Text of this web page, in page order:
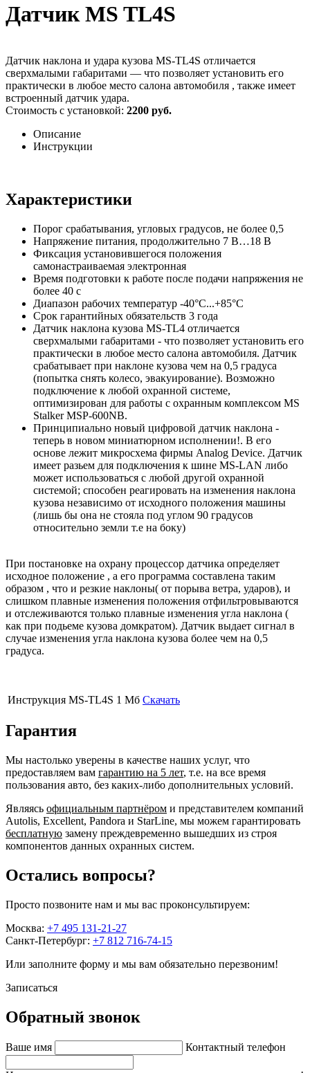
Датчик MS TL4S
Датчик наклона и удара кузова MS-TL4S отличается
сверхмалыми габаритами — что позволяет установить его
практически в любое место салона автомобиля , также имеет
встроенный датчик удара.
Стоимость с установкой: 2200 руб.
Описание
Инструкции
Характеристики
Порог срабатывания, угловых градусов, не более 0,5
Напряжение питания, продолжительно 7 В…18 В
Фиксация установившегося положения
самонастраиваемая электронная
Время подготовки к работе после подачи напряжения не
более 40 с
Диапазон рабочих температур -40°С...+85°С
Срок гарантийных обязательств 3 года
Датчик наклона кузова MS-TL4 отличается
сверхмалыми габаритами - что позволяет установить его
практически в любое место салона автомобиля. Датчик
срабатывает при наклоне кузова чем на 0,5 градуса
(попытка снять колесо, эвакуирование). Возможно
подключение к любой охранной системе,
оптимизирован для работы с охранным комплексом MS
Stalker MSP-600NB.
Принципиально новый цифровой датчик наклона -
теперь в новом миниатюрном исполнении!. В его
основе лежит микросхема фирмы Analog Device. Датчик
имеет разьем для подключения к шине MS-LAN либо
может использоваться с любой другой охранной
системой; способен реагировать на изменения наклона
кузова независимо от исходного положения машины
(лишь бы она не стояла под углом 90 градусов
относительно земли т.е на боку)
При постановке на охрану процессор датчика определяет
исходное положение , а его программа составлена таким
образом , что и резкие наклоны( от порыва ветра, ударов), и
слишком плавные изменения положения отфильтровываются
и отслеживаются только плавные изменения угла наклона (
как при подьеме кузова домкратом). Датчик выдает сигнал в
случае изменения угла наклона кузова более чем на 0,5
градуса.
Инструкция MS-TL4S 1 Мб Скачать
Гарантия
Мы настолько уверены в качестве наших услуг, что
предоставляем вам гарантию на 5 лет, т.е. на все время
пользования авто, без каких-либо дополнительных условий.
Являясь официальным партнёром и представителем компаний
Autolis, Excellent, Pandora и StarLine, мы можем гарантировать
бесплатную замену преждевременно вышедших из строя
компонентов данных охранных систем.
Остались вопросы?
Просто позвоните нам и мы вас проконсультируем:
Москва: +7 495 131-21-27
Санкт-Петербург: +7 812 716-74-15
Или заполните форму и мы вам обязательно перезвоним!
Записаться
Обратный звонок
Ваше имя Контактный телефон